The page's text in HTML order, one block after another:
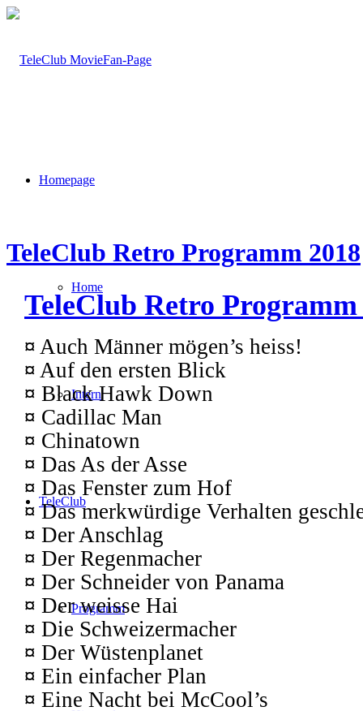
Homepage
Home
Intern
TeleClub
Programm
TeleClub Retro Programm 2018
TeleClub Retro Programm
¤ Auch Männer mögen’s heiss!
¤ Auf den ersten Blick
¤ Black Hawk Down
¤ Cadillac Man
¤ Chinatown
¤ Das As der Asse
¤ Das Fenster zum Hof
¤Das merkwürdige Verhalten
¤ Der Anschlag
¤ Der Regenmacher
¤ Der Schneider von Panama
¤ Der weisse Hai
¤ Die Schweizermacher
¤ Der Wüstenplanet
¤ Ein einfacher Plan
¤ Eine Nacht bei McCool’s